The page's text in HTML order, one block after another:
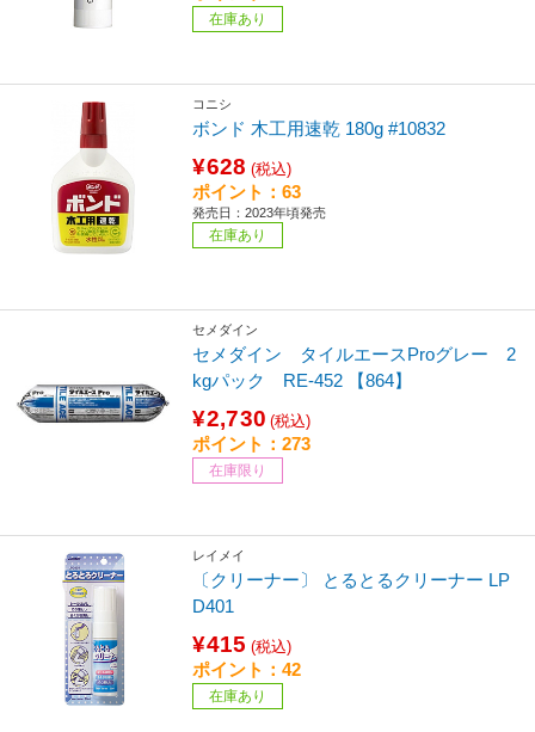
在庫あり
コニシ
ボンド 木工用速乾 180g #10832
¥628 (税込)
ポイント：63
発売日：2023年頃発売
在庫あり
セメダイン
セメダイン タイルエースProグレー 2
kgパック RE-452 【864】
¥2,730 (税込)
ポイント：273
在庫限り
レイメイ
〔クリーナー〕 とるとるクリーナー LP
D401
¥415 (税込)
ポイント：42
在庫あり